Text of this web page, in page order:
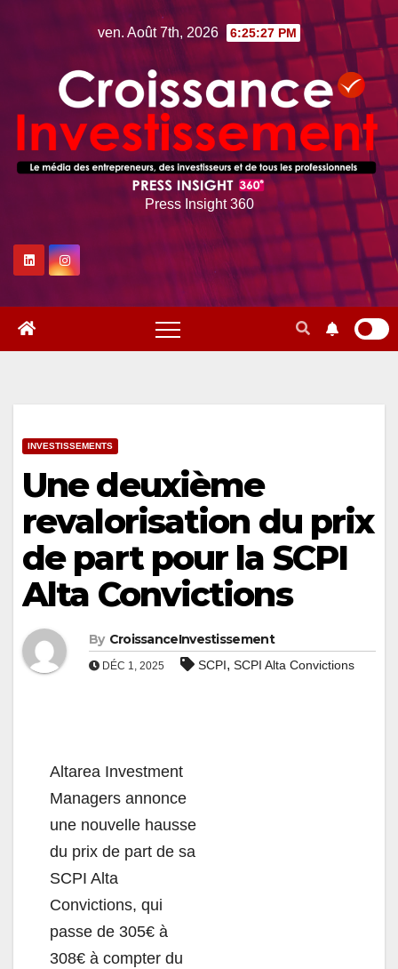
ven. Août 7th, 2026 6:25:28 PM
Press Insight 360
INVESTISSEMENTS
Une deuxième
revalorisation du prix
de part pour la SCPI
Alta Convictions
By CroissanceInvestissement
DÉC 1, 2025 SCPI, SCPI Alta Convictions
Altarea Investment
Managers annonce
une nouvelle hausse
du prix de part de sa
SCPI Alta
Convictions, qui
passe de 305€ à
308€ à compter du